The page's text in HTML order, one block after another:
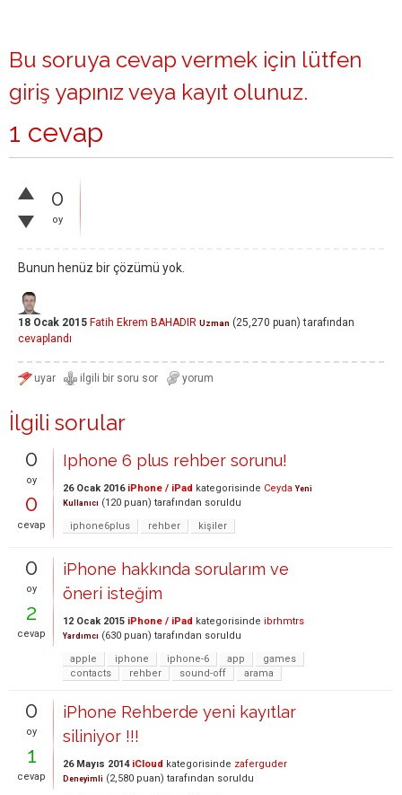
Bu soruya cevap vermek için lütfen
giriş yapınız veya kayıt olunuz.
1 cevap
0
oy
Bunun henüz bir çözümü yok.
18 Ocak 2015 Fatih Ekrem BAHADIR Uzman (25,270 puan) tarafından
cevaplandı
İlgili sorular
0
oy
0
cevap
Iphone 6 plus rehber sorunu!
26 Ocak 2016 iPhone / iPad kategorisinde Ceyda Yeni
Kullanıcı (120 puan) tarafından soruldu
iphone6plus
rehber kişiler
0
oy
2
cevap
iPhone hakkında sorularım ve
öneri isteğim
12 Ocak 2015 iPhone / iPad kategorisinde ibrhmtrs
Yardımcı (630 puan) tarafından soruldu
apple
iphone iphone-6 app
games
contacts
rehber sound-off arama
0
oy
1
cevap
iPhone Rehberde yeni kayıtlar
siliniyor !!!
26 Mayıs 2014 iCloud kategorisinde zaferguder
Deneyimli (2,580 puan) tarafından soruldu